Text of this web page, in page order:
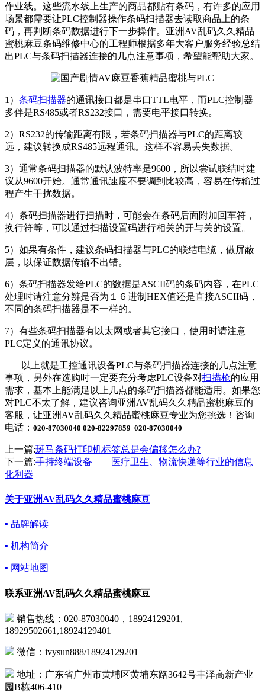
作业线。这些流水线上生产的商品都贴有条码，有许多的应用
场景都需要让PLC控制器操作条码扫描器去读取商品上的条
码，再判断条码数据进行下一步操作。亚洲AV乱码久久精品
蜜桃麻豆条码维修中心的工程师根据多年大客户服务经验总结
出PLC与条码扫描器连接的几点注意事项，希望能帮助大家。
1） 条码扫描器的通讯接口都是串口TTL电平，而PLC控制器
多伴是RS485或者RS232接口，需要电平接口转换。
2）RS232的传输距离有限，若条码扫描器与PLC的距离较
远，建议转换成RS485远程通讯。这样不容易丢失数据。
3）通常条码扫描器的默认波特率是9600，所以尝试联结时建
议从9600开始。通常通讯速度不要调到比较高，容易在传输过
程产生干扰数据。
4）条码扫描器进行扫描时，可能会在条码后面附加回车符，
换行符等，可以通过扫描设置码进行相关的开与关的设置。
5）如果有条件，建议条码扫描器与PLC的联结电缆，做屏蔽
层，以保证数据传输不出错。
6）条码扫描器发给PLC的数据是ASCII码的条码内容，在PLC
处理时请注意分辨是否为１６进制HEX值还是直接ASCII码，
不同的条码扫描器是不一样的。
7）有些条码扫描器有以太网或者其它接口，使用时请注意
PLC定义的通讯协议。
以上就是工控通讯设备PLC与条码扫描器连接的几点注意
事项，另外在选购时一定要充分考虑PLC设备对扫描枪的应用
需求，基本上能满足以上几点的条码扫描器都能适用。如果您
对PLC不太了解，建议咨询亚洲AV乱码久久精品蜜桃麻豆的
客服，让亚洲AV乱码久久精品蜜桃麻豆专业为您挑选！咨询
电话： 020-87030040 020-82297859 020-87030040
上一篇:斑马条码打印机标签总是会偏移怎么办?
下一篇:手持终端设备——医疗卫生、物流快递等行业的信息
化利器
关于亚洲AV乱码久久精品蜜桃麻豆
▪ 品牌解读
▪ 机构简介
▪ 网站地图
联系亚洲AV乱码久久精品蜜桃麻豆
销售热线：020-87030040，18924129201,
18929502661,18924129401
微信：ivysun888/18924129201
地址：广东省广州市黄埔区黄埔东路3642号丰泽高新产业
园B栋406-410